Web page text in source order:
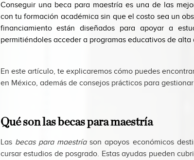
Conseguir una beca para maestría es una de las
con tu formación académica sin que el costo sea un
financiamiento están diseñados para apoyar a
permitiéndoles acceder a programas educativos de alta
En este artículo, te explicaremos cómo puedes
en México, además de consejos prácticos para
Qué son las becas para maestría
Las becas para maestríason apoyos económicos
cursar estudios de posgrado. Estas ayudas pueden